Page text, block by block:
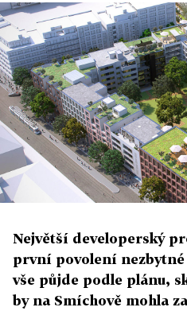
Největší developerský
první povolení nezbytné
vše půjde podle plánu,
by na Smíchově mohla